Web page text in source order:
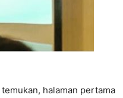
halaman pertama